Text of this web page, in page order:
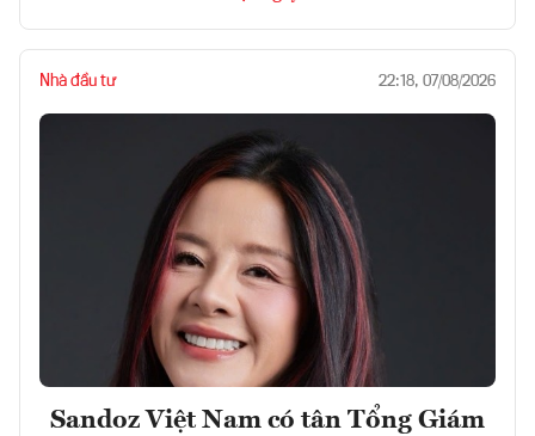
Nhà đầu tư 22:18, 07/08/2026
Sandoz Việt Nam có tân Tổng Giám